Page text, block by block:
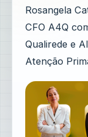
Rosangela
CFO A4Q
Qualirede e
Atenção